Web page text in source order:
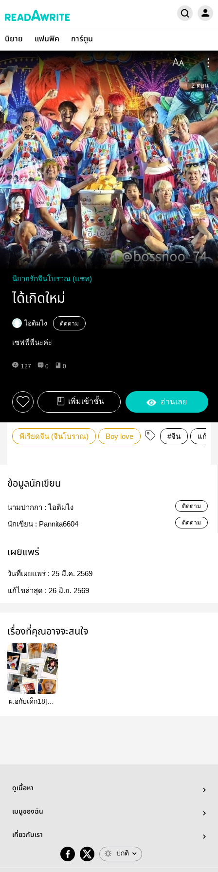
นิยาย แฟนฟิค การ์ตูน
2 ตอน
นิยายรักจีนโบราณ (แชท)
ได้เกิดใหม่
ไอติมไง ติดตาม
เซฟพี่พี่นะค่ะ
127 0 0
เพิ่มเข้าชั้น อ่านเลย
พีเรียดจีน (จีนโบราณ) Boy love #จีน แก้แ
ข้อมูลนักเขียน
นามปากกา :ไอติมไง ติดตาม
นักเขียน : Pannita6604 ติดตาม
เผยแพร่
วันที่เผยแพร่ : 25 มี.ค. 2569
แก้ไขล่าสุด : 26 มิ.ย. 2569
เรื่องที่คุณอาจจะสนใจ
ผ.อกับเด็ก18|หนู
ดูเนื้อหา
เมนูของฉัน
เกี่ยวกับเรา
ปกติ